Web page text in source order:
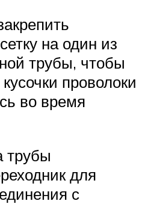
на один из
трубы, чтобы
проволоки
во время
трубы
для
с